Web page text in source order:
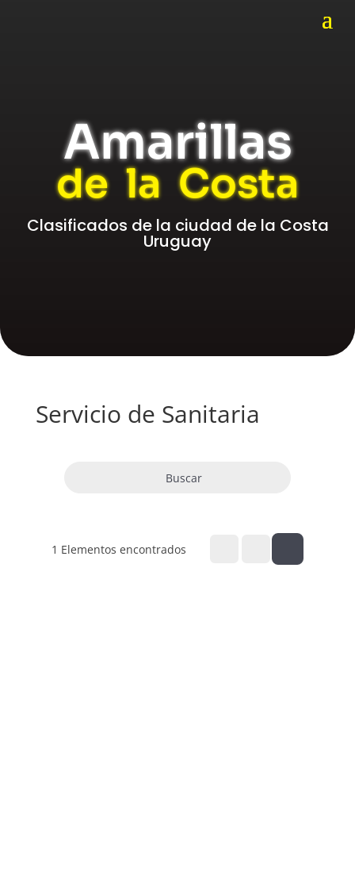
Amarillas
de la Costa
Clasificados de la ciudad de la Costa
Uruguay
Servicio de Sanitaria
Buscar
1 Elementos encontrados